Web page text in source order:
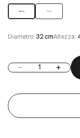
Bianco Fru Fru
Diametro: 32 cmAltezza:
Diminuisci quantità